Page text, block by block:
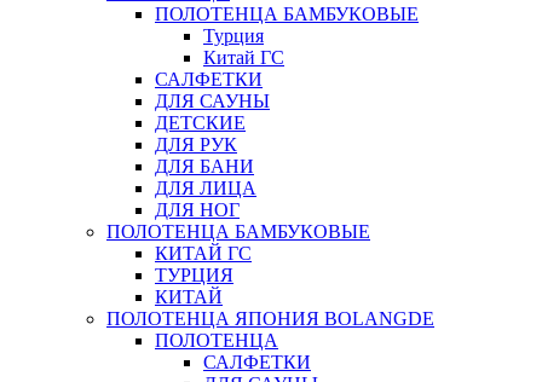
ПОЛОТЕНЦА БАМБУКОВЫЕ
Турция
Китай ГС
САЛФЕТКИ
ДЛЯ САУНЫ
ДЕТСКИЕ
ДЛЯ РУК
ДЛЯ БАНИ
ДЛЯ ЛИЦА
ДЛЯ НОГ
ПОЛОТЕНЦА БАМБУКОВЫЕ
КИТАЙ ГС
ТУРЦИЯ
КИТАЙ
ПОЛОТЕНЦА ЯПОНИЯ BOLANGDE
ПОЛОТЕНЦА
САЛФЕТКИ